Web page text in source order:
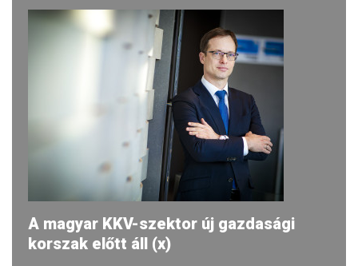
A magyar KKV-szektor új gazdasági
korszak előtt áll (x)